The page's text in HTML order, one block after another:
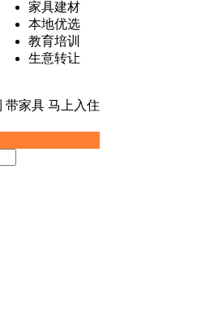
家具建材
本地优选
教育培训
生意转让
带家具 马上入住